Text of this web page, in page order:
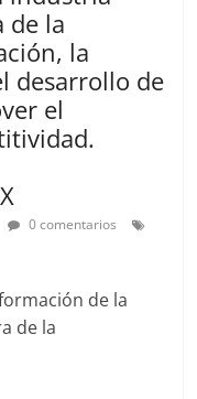
de la
la
desarrollo de
el
0 comentarios
de la
de la